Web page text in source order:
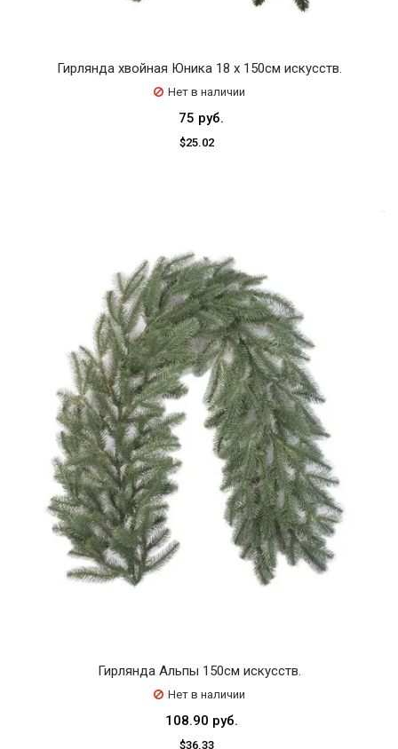
Гирлянда хвойная Юника 18 х 150см искусств.
Нет в наличии
75 руб.
$25.02
Гирлянда Альпы 150см искусств.
Нет в наличии
108.90 руб.
$36.33